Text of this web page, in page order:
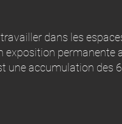
dans les
permanente
une accumulation